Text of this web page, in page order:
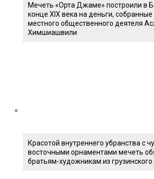
Мечеть «Орта Джаме» построили в
конце XIX века на деньги,
местного общественного деятеля
Химшиашвили
Красотой внутреннего убранства с
восточными орнаментами мечеть
братьям-художникам из